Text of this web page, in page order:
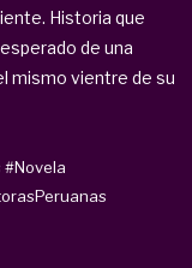
Historia que
de una
mismo vientre de su
#Novela